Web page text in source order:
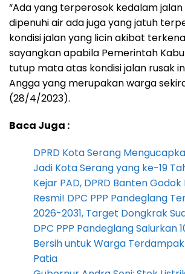
“Ada yang terperosok kedalam
dipenuhi air ada juga yang jatuh
kondisi jalan yang licin akibat
sayangkan apabila Pemerintah
tutup mata atas kondisi jalan rusak
Angga yang merupakan warga
(28/4/2023).
Baca Juga :
DPRD Kota Serang
Jadi Kota Serang yang ke-19
Kejar PAD, DPRD Banten
Resmi! DPC PPP Pandeglang
2026-2031, Target Dongkrak
DPC PPP Pandeglang Salurkan
Bersih untuk Warga
Patia